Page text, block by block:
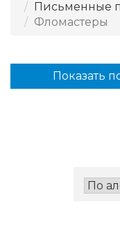
Письменные
Фломастеры
Показать